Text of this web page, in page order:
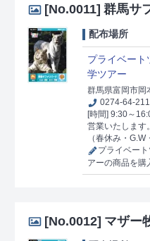
[No.0011] 群馬サ
配布場所
プライベート
学ツアー
群馬県富岡市岡
0274-64-
[時間] 9:30～
営業いたします
（春休み・G.W
プライベー
アーの商品を購
[No.0012] マザー